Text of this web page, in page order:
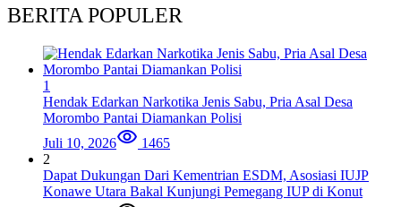
BERITA POPULER
1
Hendak Edarkan Narkotika Jenis Sabu, Pria Asal Desa
Morombo Pantai Diamankan Polisi
Juli 10, 2026
1465
2
Dapat Dukungan Dari Kementrian ESDM, Asosiasi IUJP
Konawe Utara Bakal Kunjungi Pemegang IUP di Konut